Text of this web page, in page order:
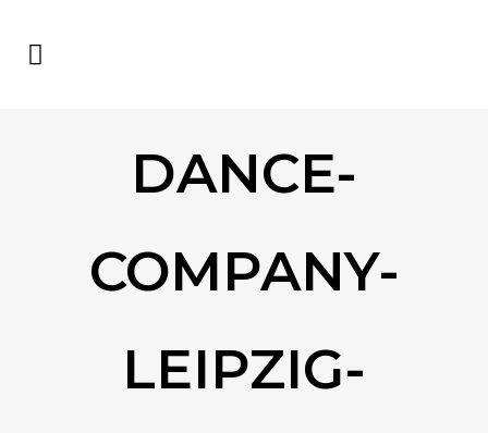
DANCE-
COMPANY-
LEIPZIG-